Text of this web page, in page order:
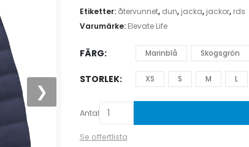
❯
Etiketter: återvunnet, dun, jacka, jackor, rds
Varumärke: Elevate Life
FÄRG Marinblå Skogsgrön
STORLEK XS S M L
Antal
Se offertlista